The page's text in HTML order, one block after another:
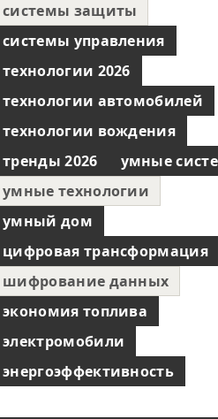
системы защиты
системы управления
технологии 2026
технологии автомобилей
технологии вождения
тренды 2026
умные
умные технологии
умный дом
цифровая трансформация
шифрование данных
экономия топлива
электромобили
энергоэффективность